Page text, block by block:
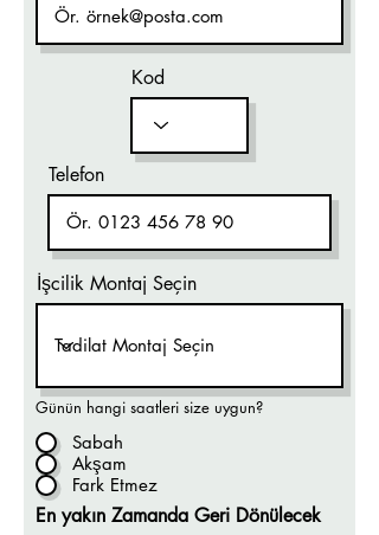
Kod
Telefon
İşcilik Montaj Seçin
Günün hangi saatleri size uygun?
Sabah
Akşam
Fark Etmez
En yakın Zamanda Geri Dönülecek